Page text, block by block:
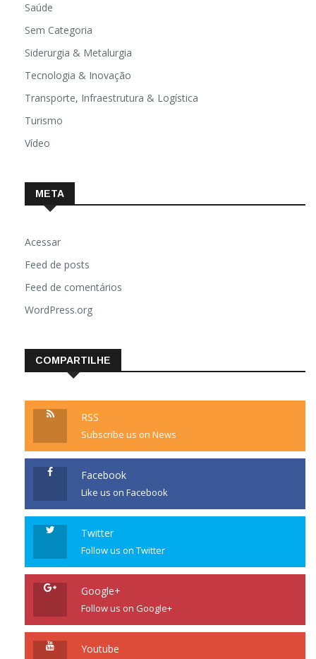
Saúde
Sem Categoria
Siderurgia & Metalurgia
Tecnologia & Inovação
Transporte, Infraestrutura & Logística
Turismo
Vídeo
META
Acessar
Feed de posts
Feed de comentários
WordPress.org
COMPARTILHE
RSS
Subscribe us on News
Facebook
Like us on Facebook
Twitter
Follow us on Twitter
Google+
Follow us on Google+
Youtube